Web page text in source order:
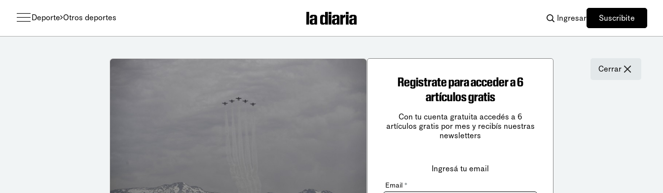
Deporte Otros deportes Ingresar Suscribite
Cerrar
Registrate para acceder a 6
artículos gratis
Con tu cuenta gratuita accedés a 6
artículos gratis por mes y recibís nuestras
newsletters
Ingresá tu email
Email *